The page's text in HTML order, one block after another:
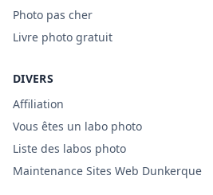
Photo pas cher
Livre photo gratuit
DIVERS
Affiliation
Vous êtes un labo photo
Liste des labos photo
Maintenance Sites Web Dunkerque